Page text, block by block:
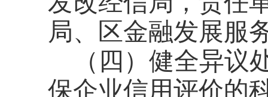
局、区金融发展服
（四）健全异
保企业信用评价的